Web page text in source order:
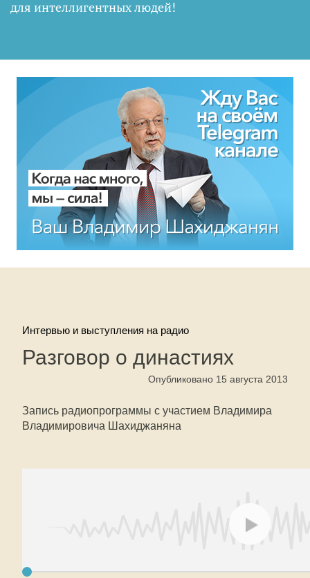
для интеллигентных людей!
Интервью и выступления на радио
Разговор о династиях
Опубликовано 15 августа 2013
Запись радиопрограммы с участием Владимира
Владимировича Шахиджаняна